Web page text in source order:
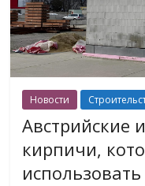
Новости
Австрийские
кирпичи,